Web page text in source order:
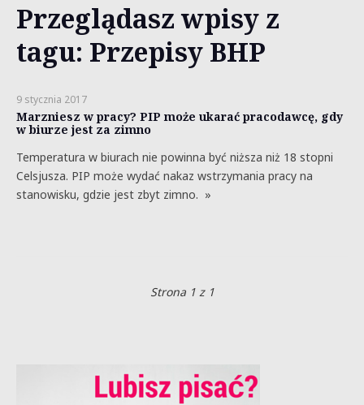
Przeglądasz wpisy z
tagu: Przepisy BHP
9 stycznia 2017
Marzniesz w pracy? PIP może ukarać pracodawcę, gdy
w biurze jest za zimno
Temperatura w biurach nie powinna być niższa niż 18 stopni
Celsjusza. PIP może wydać nakaz wstrzymania pracy na
stanowisku, gdzie jest zbyt zimno. »
Strona 1 z 1